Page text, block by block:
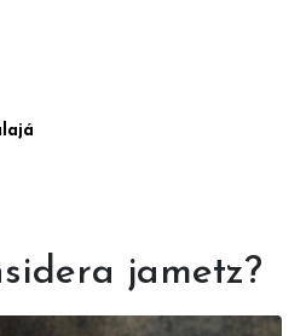
jametz?